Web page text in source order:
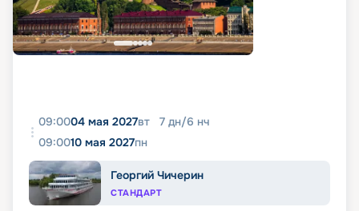
09:0004 мая 2027вт 7 дн/6 нч
09:0010 мая 2027пн
Георгий Чичерин
СТАНДАРТ